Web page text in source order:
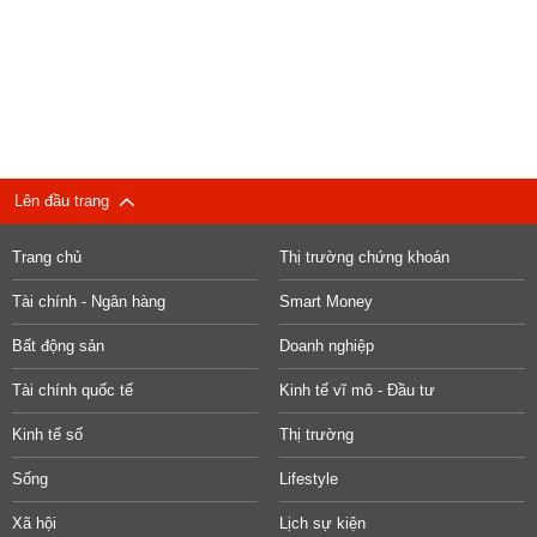
Lên đầu trang
Trang chủ Thị trường chứng khoán
Tài chính - Ngân hàng Smart Money
Bất động sản Doanh nghiệp
Tài chính quốc tế Kinh tế vĩ mô - Đầu tư
Kinh tế số Thị trường
Sống Lifestyle
Xã hội Lịch sự kiện